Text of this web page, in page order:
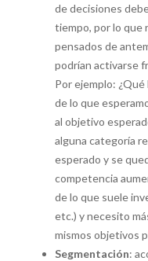
de decisiones
tiempo, por lo que
pensados de
podrían activarse
Por ejemplo:
de lo que
al objetivo
alguna categoría
esperado y se
competencia
de lo que suele
etc.) y necesito
mismos objetivos
Segmentación: